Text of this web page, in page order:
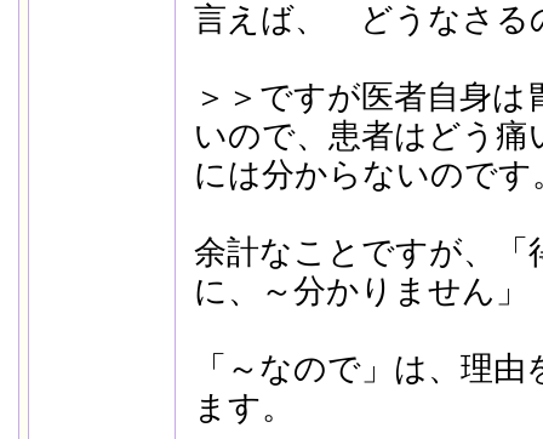
言えば、 どうなさる
＞＞ですが医者自身
いので、患者はどう痛
には分からないのです
余計なことですが、「
に、～分かりません」
「～なので」は、理
ます。